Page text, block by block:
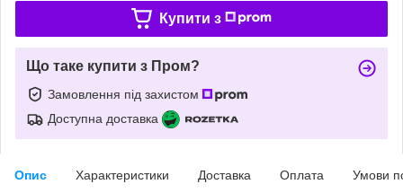
Купити з
Що таке купити з Пром?
Замовлення під захистом
Доступна доставка
Опис Характеристики Доставка Оплата Умови